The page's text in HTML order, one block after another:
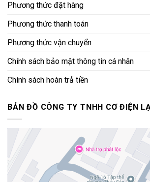
Phương thức đặt hàng
Phương thức thanh toán
Phương thức vận chuyển
Chính sách bảo mật thông tin cá nhân
Chính sách hoàn trả tiền
BẢN ĐỒ CÔNG TY TNHH CƠ ĐIỆN